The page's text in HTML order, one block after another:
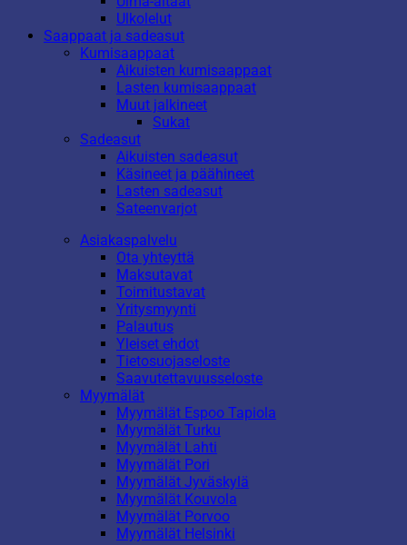
Ulkolelut
Saappaat ja sadeasut
Kumisaappaat
Aikuisten kumisaappaat
Lasten kumisaappaat
Muut jalkineet
Sukat
Sadeasut
Aikuisten sadeasut
Käsineet ja päähineet
Lasten sadeasut
Sateenvarjot
Asiakaspalvelu
Ota yhteyttä
Maksutavat
Toimitustavat
Yritysmyynti
Palautus
Yleiset ehdot
Tietosuojaseloste
Saavutettavuusseloste
Myymälät
Myymälät Espoo Tapiola
Myymälät Turku
Myymälät Lahti
Myymälät Pori
Myymälät Jyväskylä
Myymälät Kouvola
Myymälät Porvoo
Myymälät Helsinki